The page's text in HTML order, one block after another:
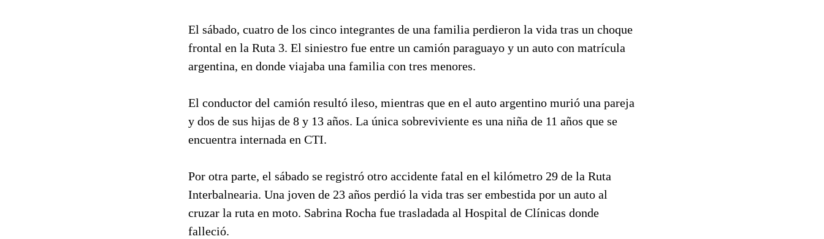
El sábado, cuatro de los cinco integrantes de una familia perdieron la vida tras un choque
frontal en la Ruta 3. El siniestro fue entre un camión paraguayo y un auto con matrícula
argentina, en donde viajaba una familia con tres menores.
El conductor del camión resultó ileso, mientras que en el auto argentino murió una pareja
y dos de sus hijas de 8 y 13 años. La única sobreviviente es una niña de 11 años que se
encuentra internada en CTI.
Por otra parte, el sábado se registró otro accidente fatal en el kilómetro 29 de la Ruta
Interbalnearia. Una joven de 23 años perdió la vida tras ser embestida por un auto al
cruzar la ruta en moto. Sabrina Rocha fue trasladada al Hospital de Clínicas donde
falleció.